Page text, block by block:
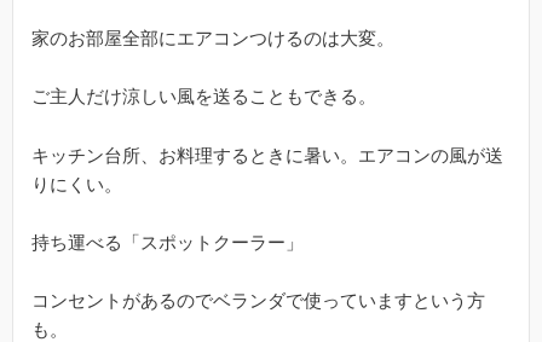
家のお部屋全部にエアコンつけるのは大変。
ご主人だけ涼しい風を送ることもできる。
キッチン台所、お料理するときに暑い。エアコンの風が送
りにくい。
持ち運べる「スポットクーラー」
コンセントがあるのでベランダで使っていますという方
も。